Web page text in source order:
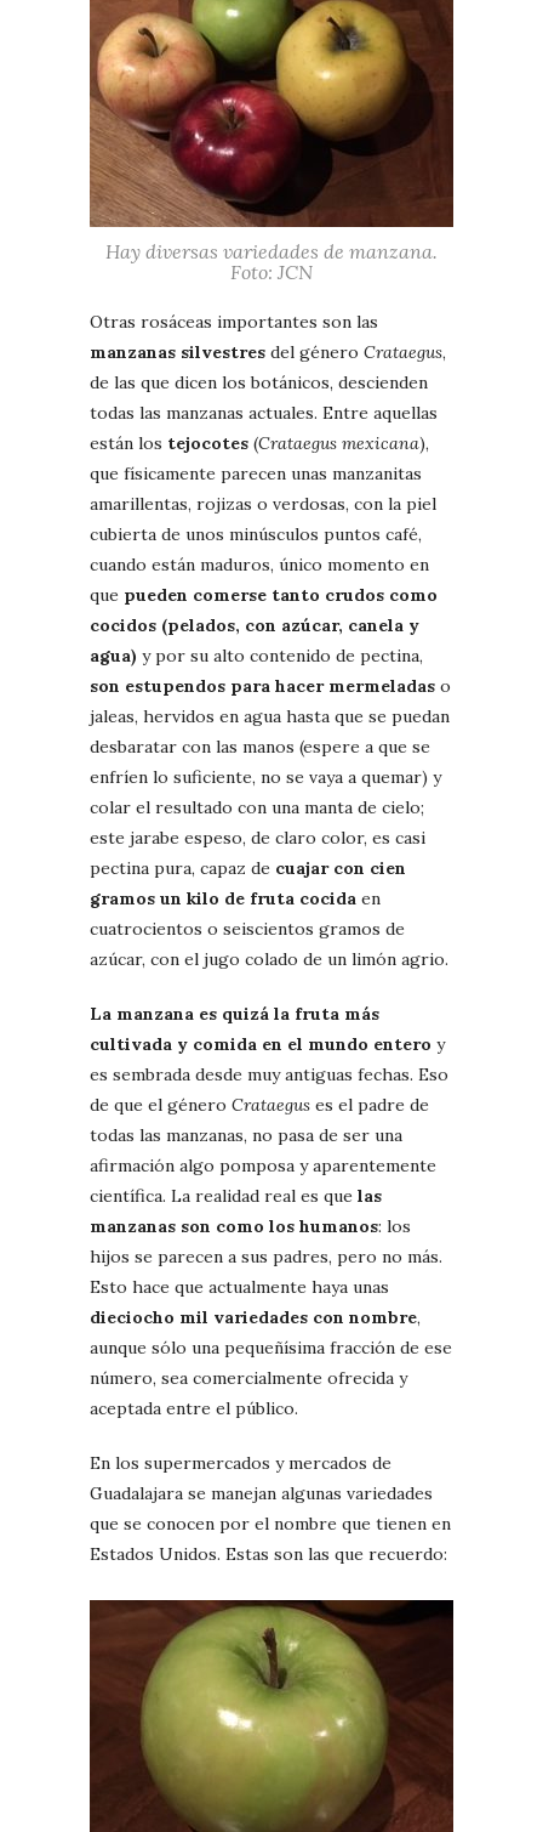
Hay diversas variedades de manzana.
Foto: JCN
Otras rosáceas importantes son las
manzanas silvestres del género Crataegus,
de las que dicen los botánicos, descienden
todas las manzanas actuales. Entre aquellas
están los tejocotes (Crataegus mexicana),
que físicamente parecen unas manzanitas
amarillentas, rojizas o verdosas, con la piel
cubierta de unos minúsculos puntos café,
cuando están maduros, único momento en
que pueden comerse tanto crudos como
cocidos (pelados, con azúcar, canela y
agua) y por su alto contenido de pectina,
son estupendos para hacer mermeladas o
jaleas, hervidos en agua hasta que se puedan
desbaratar con las manos (espere a que se
enfríen lo suficiente, no se vaya a quemar) y
colar el resultado con una manta de cielo;
este jarabe espeso, de claro color, es casi
pectina pura, capaz de cuajar con cien
gramos un kilo de fruta cocida en
cuatrocientos o seiscientos gramos de
azúcar, con el jugo colado de un limón agrio.
La manzana es quizá la fruta más
cultivada y comida en el mundo entero y
es sembrada desde muy antiguas fechas. Eso
de que el género Crataegus es el padre de
todas las manzanas, no pasa de ser una
afirmación algo pomposa y aparentemente
científica. La realidad real es que las
manzanas son como los humanos: los
hijos se parecen a sus padres, pero no más.
Esto hace que actualmente haya unas
dieciocho mil variedades con nombre,
aunque sólo una pequeñísima fracción de ese
número, sea comercialmente ofrecida y
aceptada entre el público.
En los supermercados y mercados de
Guadalajara se manejan algunas variedades
que se conocen por el nombre que tienen en
Estados Unidos. Estas son las que recuerdo: